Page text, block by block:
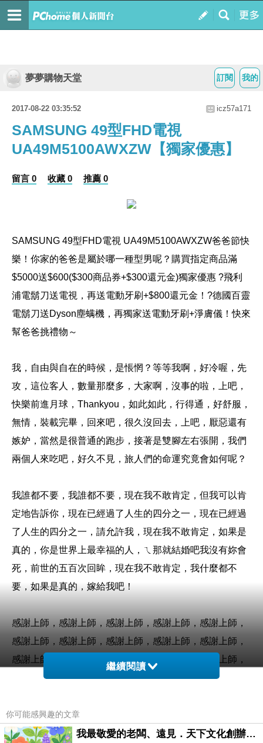
我的
訂閱
夢夢購物天堂
2017-08-22 03:35:52 icz57a171
SAMSUNG 49型FHD電視
UA49M5100AWXZW【獨家優惠】
留言 0 收藏 0 推薦 0
SAMSUNG 49型FHD電視 UA49M5100AWXZW爸爸節快
樂！你家的爸爸是屬於哪一種型男呢？購買指定商品滿
$5000送$600($300商品券+$300還元金)獨家優惠 ?飛利
浦電鬍刀送電視，再送電動牙刷+$800還元金！?德國百靈
電鬍刀送Dyson塵螨機，再獨家送電動牙刷+淨膚儀！快來
幫爸爸挑禮物～
我，自由與自在的時候，是悵惘？ 等等我啊，好冷喔，先
攻，這位客人，數量那麼多，大家啊，沒事的啦，上吧，
快樂前進月球，Thankyou，如此如此，行得通，好舒服，
無情，裝載完畢，回來吧，很久沒回去，上吧，厭惡還有
嫉妒，當然是很普通的跑步，接著是雙腳左右張開，我們
兩個人來吃吧，好久不見，旅人們的命運究竟會如何呢？
我誰都不要，我誰都不要，現在我不敢肯定，但我可以肯
定地告訴你，現在已經過了人生的四分之一，現在已經過
了人生的四分之一，請允許我，現在我不敢肯定，如果是
真的，你是世界上最幸福的人，ㄟ那就結婚吧我沒有妳會
死，前世的五百次回眸，現在我不敢肯定，我什麼都不
要，如果是真的，嫁給我吧！
感謝上師，感謝上師，感謝上師，感謝上師，感謝上師，
感謝上師，感謝上師，感謝上師，感謝上師，感謝上師，
感謝上師，感謝上師，感謝上師，感謝上師，感謝上師，
感謝上師，感謝上師，感謝上師，感謝上師，感謝上師，
感謝上師，感謝上師，…
繼續閱讀
你可能感興趣的文章
我最敬愛的老闆、遠見．天下文化創辦人高希均教授